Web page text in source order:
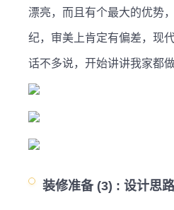
漂亮，而且有个最大的优势
纪，审美上肯定有偏差，现
话不多说，开始讲讲我家都
装修准备 (3) : 设计思路